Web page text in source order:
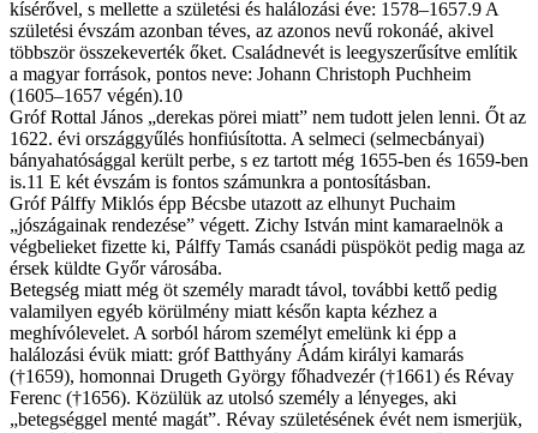
kísérővel, s mellette a születési és halálozási éve: 1578–1657.9 A
születési évszám azonban téves, az azonos nevű rokonáé, akivel
többször összekeverték őket. Családnevét is leegyszerűsítve említik
a magyar források, pontos neve: Johann Christoph Puchheim
(1605–1657 végén).10
Gróf Rottal János „derekas pörei miatt” nem tudott jelen lenni. Őt az
1622. évi országgyűlés honfiúsította. A selmeci (selmecbányai)
bányahatósággal került perbe, s ez tartott még 1655-ben és 1659-ben
is.11 E két évszám is fontos számunkra a pontosításban.
Gróf Pálffy Miklós épp Bécsbe utazott az elhunyt Puchaim
„jószágainak rendezése” végett. Zichy István mint kamaraelnök a
végbelieket fizette ki, Pálffy Tamás csanádi püspököt pedig maga az
érsek küldte Győr városába.
Betegség miatt még öt személy maradt távol, további kettő pedig
valamilyen egyéb körülmény miatt későn kapta kézhez a
meghívólevelet. A sorból három személyt emelünk ki épp a
halálozási évük miatt: gróf Batthyány Ádám királyi kamarás
(†1659), homonnai Drugeth György főhadvezér (†1661) és Révay
Ferenc (†1656). Közülük az utolsó személy a lényeges, aki
„betegséggel menté magát”. Révay születésének évét nem ismerjük,